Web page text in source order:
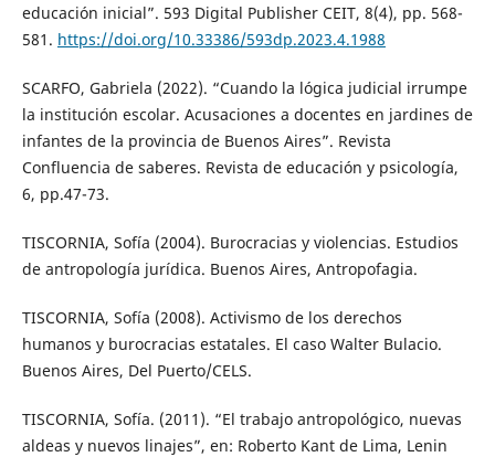
educación inicial”. 593 Digital Publisher CEIT, 8(4), pp. 568-
581. https://doi.org/10.33386/593dp.2023.4.1988
SCARFO, Gabriela (2022). “Cuando la lógica judicial irrumpe
la institución escolar. Acusaciones a docentes en jardines de
infantes de la provincia de Buenos Aires”. Revista
Confluencia de saberes. Revista de educación y psicología,
6, pp.47-73.
TISCORNIA, Sofía (2004). Burocracias y violencias. Estudios
de antropología jurídica. Buenos Aires, Antropofagia.
TISCORNIA, Sofía (2008). Activismo de los derechos
humanos y burocracias estatales. El caso Walter Bulacio.
Buenos Aires, Del Puerto/CELS.
TISCORNIA, Sofía. (2011). “El trabajo antropológico, nuevas
aldeas y nuevos linajes”, en: Roberto Kant de Lima, Lenin